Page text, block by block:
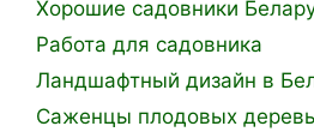
Хорошие садовники
Работа для садовника
Ландшафтный дизайн в
Саженцы плодовых